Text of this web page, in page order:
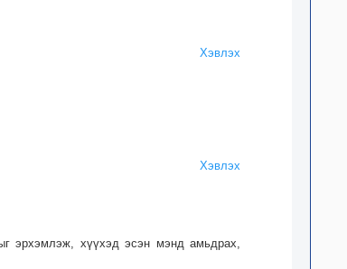
Хэвлэх
Хэвлэх
эрхэмлэж, хүүхэд эсэн мэнд амьдрах,